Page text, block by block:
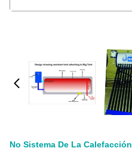
No Sistema De La